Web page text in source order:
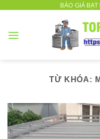
DỊCH
BÁO GIÁ
TỪ KHÓA: